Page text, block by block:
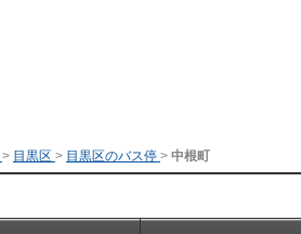
> 目黒区 > 目黒区のバス停 > 中根町